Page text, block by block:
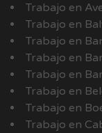
Trabajo en
Trabajo en
Trabajo en
Trabajo en
Trabajo en
Trabajo en
Trabajo en
Trabajo en